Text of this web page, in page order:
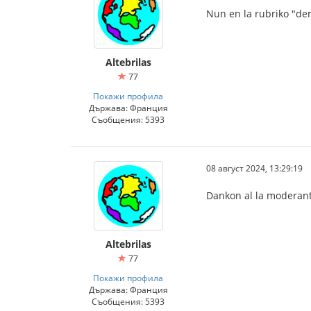
Altebrilas
77
Покажи профила
Държава: Франция
Съобщения: 5393
Nun en la rubriko
Altebrilas
77
Покажи профила
Държава: Франция
Съобщения: 5393
08 август 2024, 13:29:19
Dankon al la